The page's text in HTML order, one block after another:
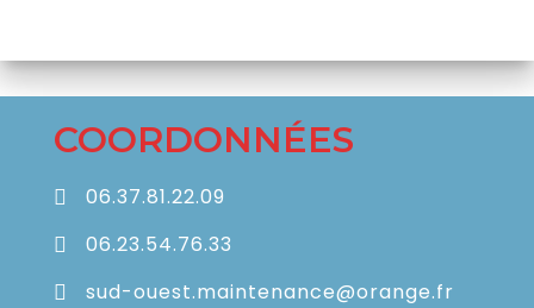
COORDONNÉES
06.37.81.22.09
06.23.54.76.33
sud-ouest.maintenance@orange.fr